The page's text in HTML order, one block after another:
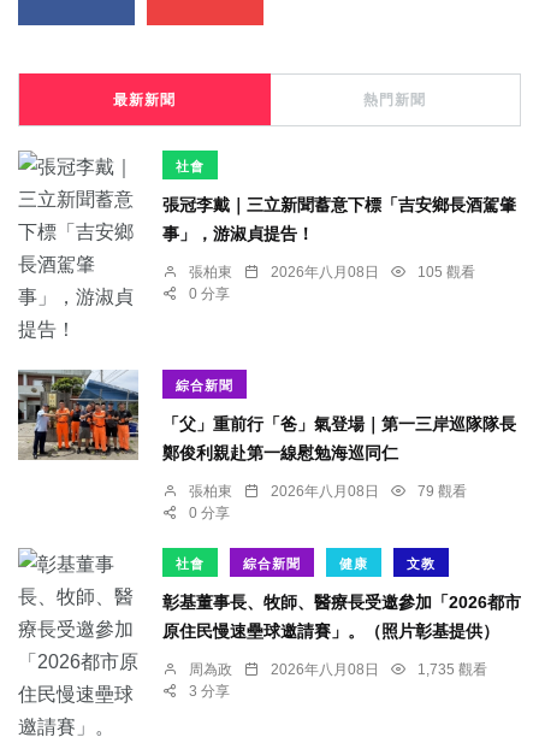
最新新聞 熱門新聞
社會
張冠李戴｜三立新聞蓄意下標「吉安鄉長酒駕肇
事」，游淑貞提告！
張柏東 2026年八月08日
105 觀看
0 分享
綜合新聞
「父」重前行「爸」氣登場｜第一三岸巡隊隊長
鄭俊利親赴第一線慰勉海巡同仁
張柏東 2026年八月08日
79 觀看
0 分享
社會 綜合新聞 健康 文教
彰基董事長、牧師、醫療長受邀參加「2026都市
原住民慢速壘球邀請賽」。（照片彰基提供）
周為政 2026年八月08日
1,735 觀看
3 分享